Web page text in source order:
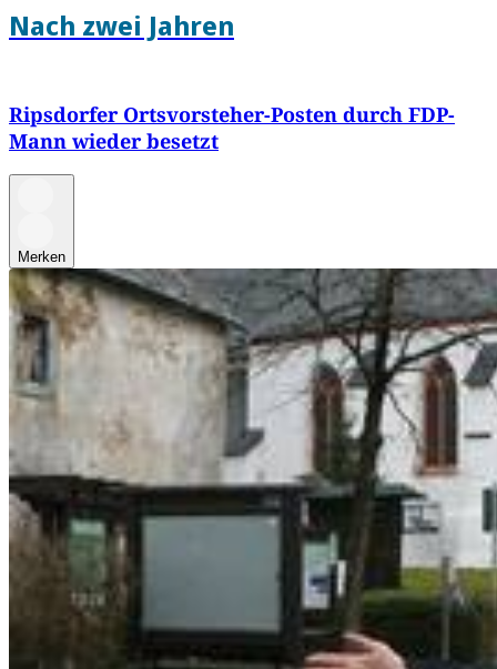
Nach zwei Jahren
Ripsdorfer Ortsvorsteher-Posten durch FDP-
Mann wieder besetzt
Merken